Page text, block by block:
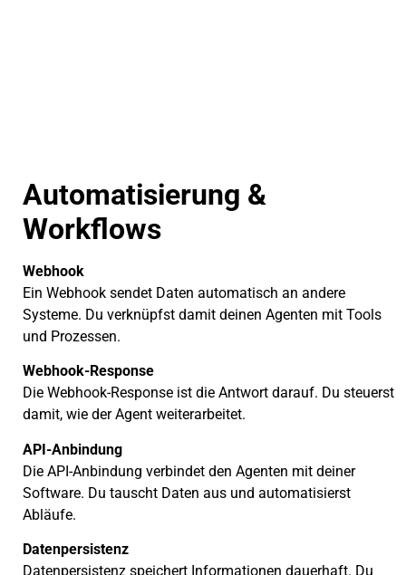
Automatisierung &
Workflows
Webhook
Ein Webhook sendet Daten automatisch an andere
Systeme. Du verknüpfst damit deinen Agenten mit Tools
und Prozessen.
Webhook-Response
Die Webhook-Response ist die Antwort darauf. Du steuerst
damit, wie der Agent weiterarbeitet.
API-Anbindung
Die API-Anbindung verbindet den Agenten mit deiner
Software. Du tauscht Daten aus und automatisierst
Abläufe.
Datenpersistenz
Datenpersistenz speichert Informationen dauerhaft. Du